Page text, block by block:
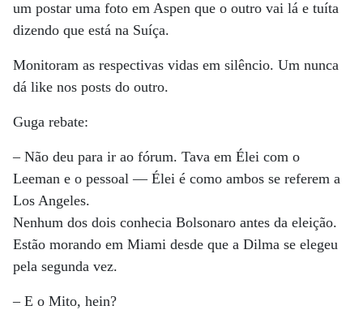
um postar uma foto em Aspen que o outro vai lá e tuíta
dizendo que está na Suíça.
Monitoram as respectivas vidas em silêncio. Um nunca
dá like nos posts do outro.
Guga rebate:
– Não deu para ir ao fórum. Tava em Élei com o
Leeman e o pessoal — Élei é como ambos se referem a
Los Angeles.
Nenhum dos dois conhecia Bolsonaro antes da eleição.
Estão morando em Miami desde que a Dilma se elegeu
pela segunda vez.
– E o Mito, hein?